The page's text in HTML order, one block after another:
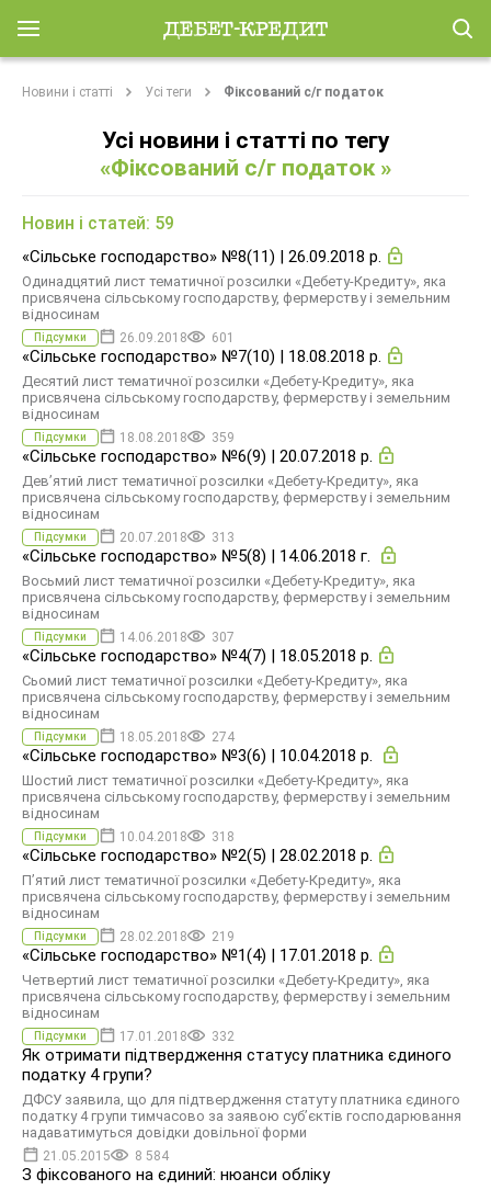
Новини і статті Усі теги Фіксований с/г податок
Усі новини і статті по тегу
«Фіксований с/г податок »
Новин і статей: 59
«Сільське господарство» №8(11) | 26.09.2018 р.
Одинадцятий лист тематичної розсилки «Дебету-Кредиту», яка
присвячена сільському господарству, фермерству і земельним
відносинам
Підсумки 26.09.2018 601
«Сільське господарство» №7(10) | 18.08.2018 р.
Десятий лист тематичної розсилки «Дебету-Кредиту», яка
присвячена сільському господарству, фермерству і земельним
відносинам
Підсумки 18.08.2018 359
«Сільське господарство» №6(9) | 20.07.2018 р.
Дев’ятий лист тематичної розсилки «Дебету-Кредиту», яка
присвячена сільському господарству, фермерству і земельним
відносинам
Підсумки 20.07.2018 313
«Сільське господарство» №5(8) | 14.06.2018 г.
Восьмий лист тематичної розсилки «Дебету-Кредиту», яка
присвячена сільському господарству, фермерству і земельним
відносинам
Підсумки 14.06.2018 307
«Сільське господарство» №4(7) | 18.05.2018 р.
Сьомий лист тематичної розсилки «Дебету-Кредиту», яка
присвячена сільському господарству, фермерству і земельним
відносинам
Підсумки 18.05.2018 274
«Сільське господарство» №3(6) | 10.04.2018 р.
Шостий лист тематичної розсилки «Дебету-Кредиту», яка
присвячена сільському господарству, фермерству і земельним
відносинам
Підсумки 10.04.2018 318
«Сільське господарство» №2(5) | 28.02.2018 р.
П’ятий лист тематичної розсилки «Дебету-Кредиту», яка
присвячена сільському господарству, фермерству і земельним
відносинам
Підсумки 28.02.2018 219
«Сільське господарство» №1(4) | 17.01.2018 р.
Четвертий лист тематичної розсилки «Дебету-Кредиту», яка
присвячена сільському господарству, фермерству і земельним
відносинам
Підсумки 17.01.2018 332
Як отримати підтвердження статусу платника єдиного
податку 4 групи?
ДФСУ заявила, що для підтвердження статуту платника єдиного
податку 4 групи тимчасово за заявою суб’єктів господарювання
надаватимуться довідки довільної форми
21.05.2015 8 584
З фіксованого на єдиний: нюанси обліку